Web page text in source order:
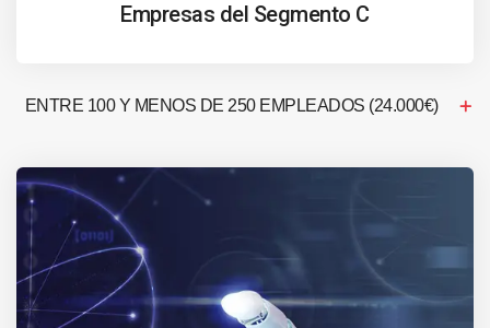
Empresas del Segmento C
ENTRE 100 Y MENOS DE 250 EMPLEADOS (24.000€)